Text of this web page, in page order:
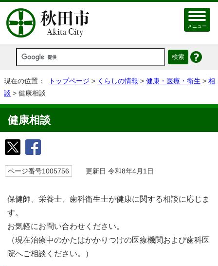
メニュー
現在の位置： トップページ > くらしの情報 > 健康・医療・衛生 > 相
談 > 健康相談
健康相談
ページ番号1005756 更新日 令和8年4月1日
保健師、栄養士、歯科衛生士が健康に関する相談に応じま
す。
お気軽にお問い合わせください。
（現在治療中のかたはかかりつけの医療機関および歯科医
院へご相談ください。）